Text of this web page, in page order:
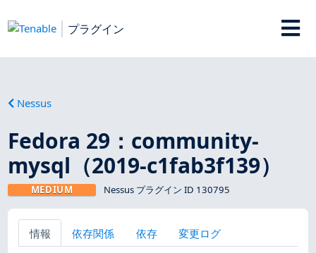
プラグイン
Nessus
Fedora 29：community-
mysql（2019-c1fab3f139）
MEDIUM Nessus プラグイン ID 130795
情報 依存関係 依存 変更ログ